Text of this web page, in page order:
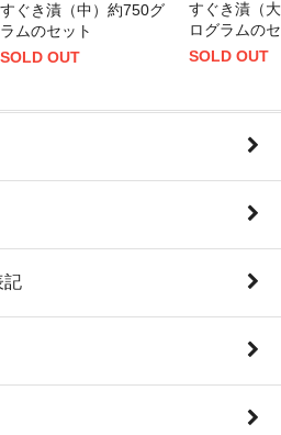
すぐき漬（中）約750グ
ラムのセット
SOLD OUT
すぐき漬（
ログラムの
SOLD OUT
記